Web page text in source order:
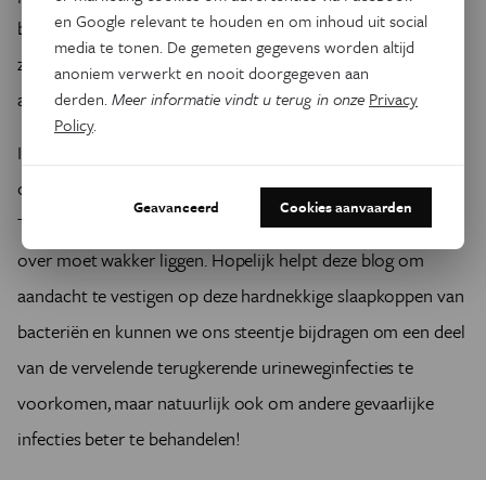
behandelingen voorgesteld kunnen worden. Op die manier
zullen we weer wat beter gewapend zijn in de strijd tegen
antibioticumpersistentie én ook -resistentie.
Ik sta elke dag met heel veel plezier vroeg op om mijn
onderzoek naar deze slapende bacteriën te volbrengen.
Toch hoop ik dat ik er in de toekomst niet zo vaak meer
over moet wakker liggen. Hopelijk helpt deze blog om
aandacht te vestigen op deze hardnekkige slaapkoppen van
bacteriën en kunnen we ons steentje bijdragen om een deel
van de vervelende terugkerende urineweginfecties te
voorkomen, maar natuurlijk ook om andere gevaarlijke
infecties beter te behandelen!
en Google relevant te houden en om inhoud uit social
media te tonen. De gemeten gegevens worden altijd
anoniem verwerkt en nooit doorgegeven aan
derden.Meer informatie vindt u terug in onze Privacy
Policy.
Geavanceerd Cookies aanvaarden